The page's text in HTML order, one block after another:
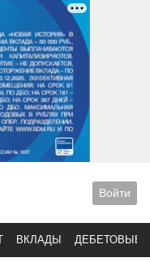
Войти
ВКЛАДЫ ДЕБЕТОВЫЕ